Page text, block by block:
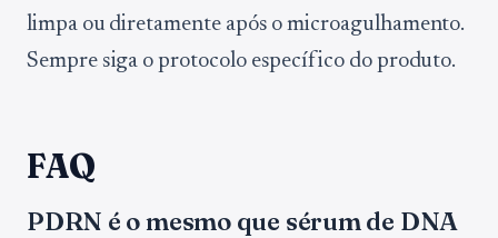
limpa ou diretamente após o microagulhamento.
Sempre siga o protocolo específico do produto.
FAQ
PDRN é o mesmo que sérum de DNA